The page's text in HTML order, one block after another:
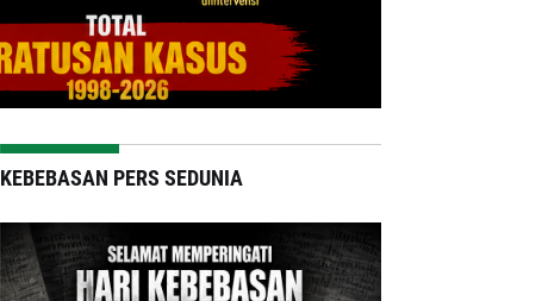
KEBEBASAN PERS SEDUNIA